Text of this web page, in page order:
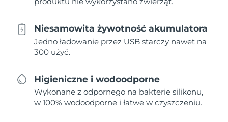
Niesamowita żywotność akumulatora
Jedno ładowanie przez USB starczy nawet na
300 użyć.
Higieniczne i wodoodporne
Wykonane z odpornego na bakterie silikonu,
w 100% wodoodporne i łatwe w czyszczeniu.